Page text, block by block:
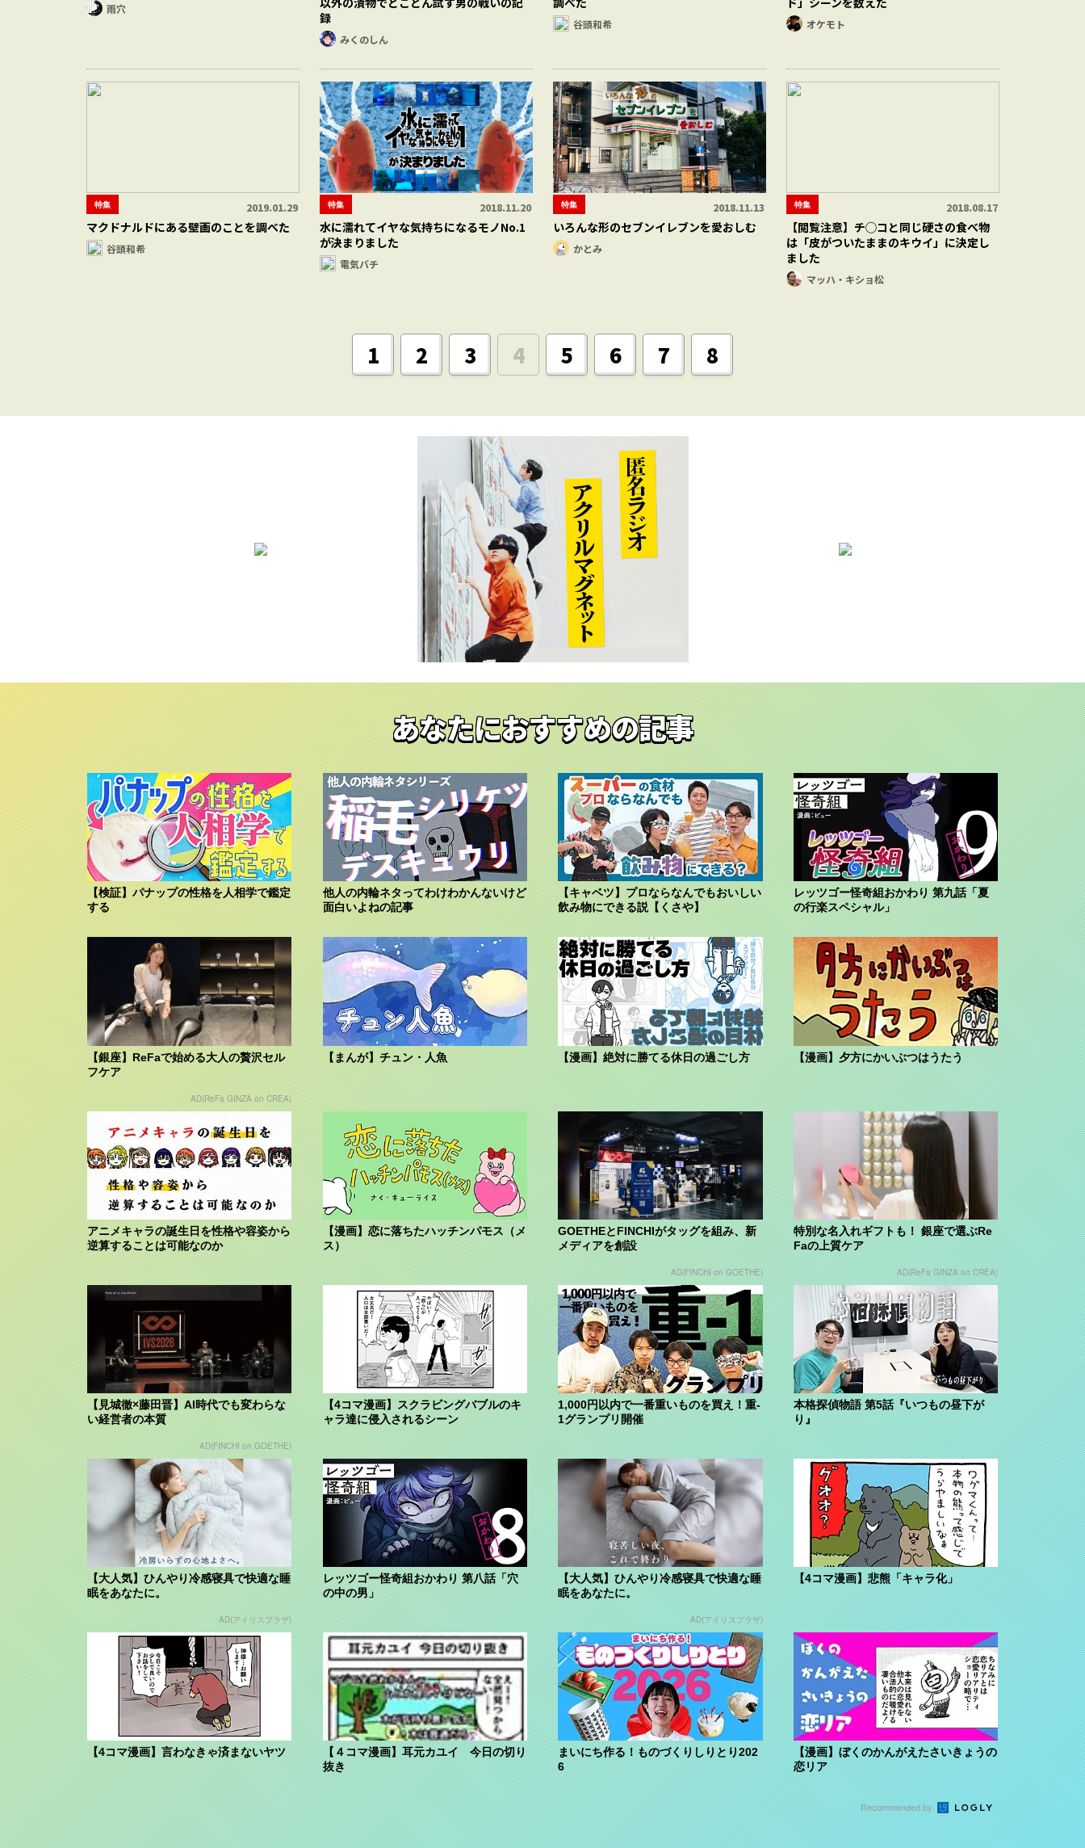
雨穴
録
みくのしん
谷頭和希 オケモト
特集 2019.01.29
マクドナルドにある壁画のことを調べた
谷頭和希
特集 2018.11.20
水に濡れてイヤな気持ちになるモノNo.1
が決まりました
電気バチ
特集 2018.11.13
いろんな形のセブンイレブンを愛おしむ
かとみ
特集 2018.08.17
【閲覧注意】チ◯コと同じ硬さの食べ物
は「皮がついたままのキウイ」に決定し
ました
マッハ・キショ松
1 2 3 4 5 6 7 8
あなたにおすすめの記事
【検証】パナップの性格を人相学で鑑定
する
他人の内輪ネタってわけわかんないけど
面白いよねの記事
【キャベツ】プロならなんでもおいしい
飲み物にできる説【くさや】
レッツゴー怪奇組おかわり 第九話「夏
の行楽スペシャル」
【銀座】ReFaで始める大人の贅沢セル
フケア
AD(ReFa GINZA on CREA)
【まんが】チュン・人魚 【漫画】絶対に勝てる休日の過ごし方 【漫画】夕方にかいぶつはうたう
アニメキャラの誕生日を性格や容姿から
逆算することは可能なのか
【漫画】恋に落ちたハッチンパモス（メ
ス）
GOETHEとFINCHIがタッグを組み、新
メディアを創設
AD(FINCHI on GOETHE)
特別な名入れギフトも！ 銀座で選ぶRe
Faの上質ケア
AD(ReFa GINZA on CREA)
【見城徹×藤田晋】AI時代でも変わらな
い経営者の本質
AD(FINCHI on GOETHE)
【4コマ漫画】スクラビングバブルのキ
ャラ達に侵入されるシーン
1,000円以内で一番重いものを買え！重-
1グランプリ開催
本格探偵物語 第5話『いつもの昼下が
り』
【大人気】ひんやり冷感寝具で快適な睡
眠をあなたに。
AD(アイリスプラザ)
レッツゴー怪奇組おかわり 第八話「穴
の中の男」
【大人気】ひんやり冷感寝具で快適な睡
眠をあなたに。
AD(アイリスプラザ)
【4コマ漫画】悲熊「キャラ化」
【4コマ漫画】言わなきゃ済まないヤツ
【４コマ漫画】耳元カユイ 今日の切り
抜き
まいにち作る！ものづくりしりとり202
6
【漫画】ぼくのかんがえたさいきょうの
恋リア
Recommended by